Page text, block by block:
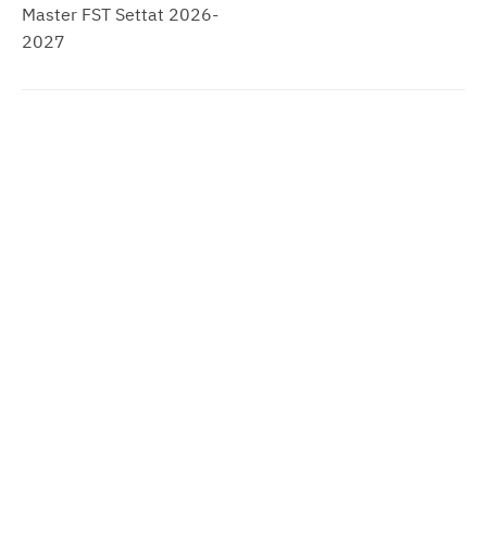
Master FST Settat 2026-
2027